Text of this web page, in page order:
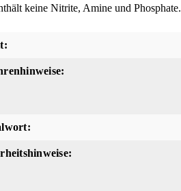
keine Nitrite, Amine und Phosphate.